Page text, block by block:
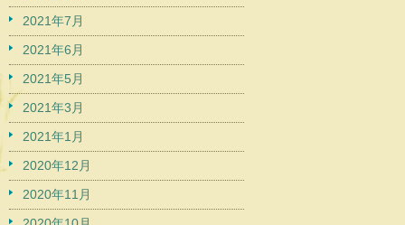
2021年7月
2021年6月
2021年5月
2021年3月
2021年1月
2020年12月
2020年11月